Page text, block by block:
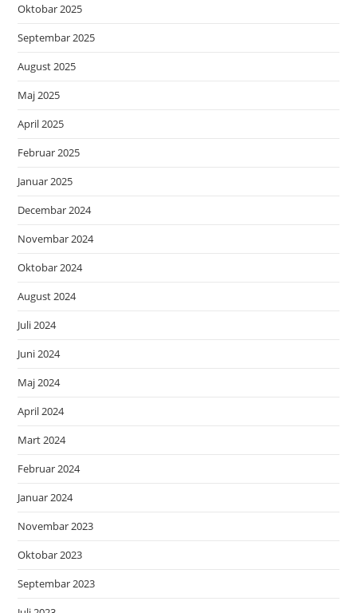
Oktobar 2025
Septembar 2025
August 2025
Maj 2025
April 2025
Februar 2025
Januar 2025
Decembar 2024
Novembar 2024
Oktobar 2024
August 2024
Juli 2024
Juni 2024
Maj 2024
April 2024
Mart 2024
Februar 2024
Januar 2024
Novembar 2023
Oktobar 2023
Septembar 2023